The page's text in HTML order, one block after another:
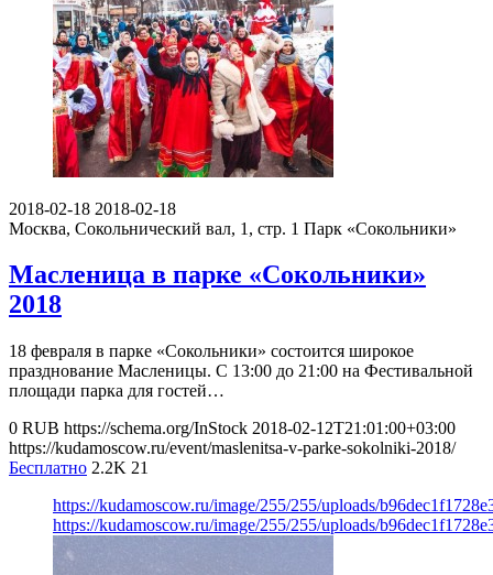
2018-02-18 2018-02-18
Москва, Сокольнический вал, 1, стр. 1 Парк «Сокольники»
Масленица в парке «Сокольники»
2018
18 февраля в парке «Сокольники» состоится широкое
празднование Масленицы. С 13:00 до 21:00 на Фестивальной
площади парка для гостей…
0 RUB https://schema.org/InStock 2018-02-12T21:01:00+03:00
https://kudamoscow.ru/event/maslenitsa-v-parke-sokolniki-2018/
Бесплатно 2.2K 21
https://kudamoscow.ru/image/255/255/uploads/
https://kudamoscow.ru/image/255/255/uploads/